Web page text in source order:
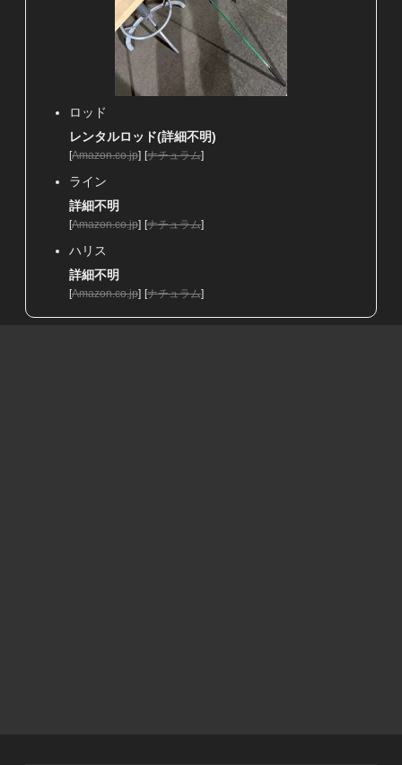
ロッド
レンタルロッド(詳細不明)
[Amazon.co.jp] [ナチュラム]
ライン
詳細不明
[Amazon.co.jp] [ナチュラム]
ハリス
詳細不明
[Amazon.co.jp] [ナチュラム]